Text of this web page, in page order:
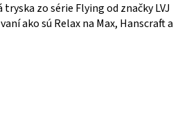
zo série Flying od značky LVJ
ako sú Relax na Max, Hanscraft a